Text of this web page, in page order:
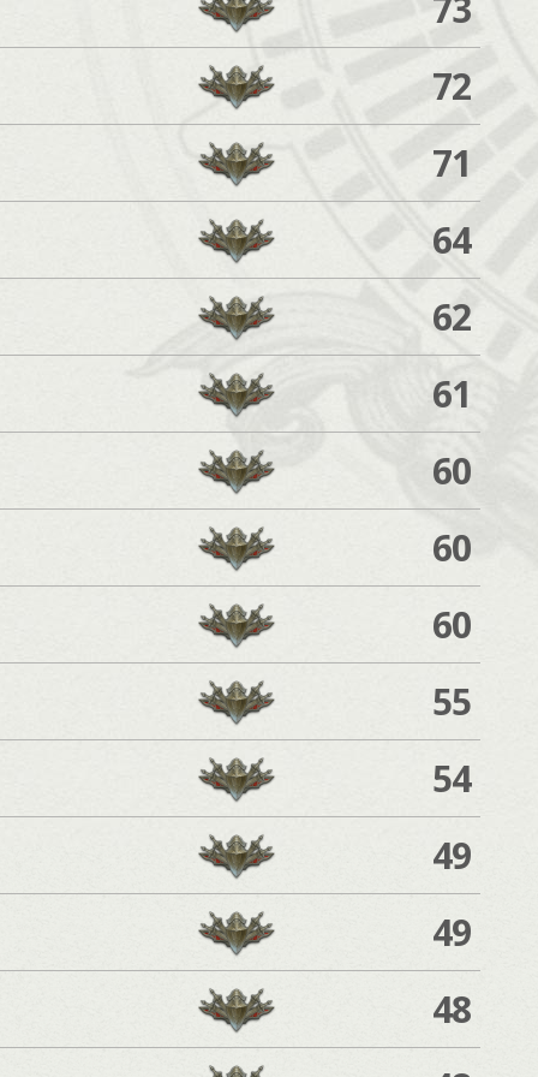
72
71
64
62
61
60
60
60
55
54
49
49
48